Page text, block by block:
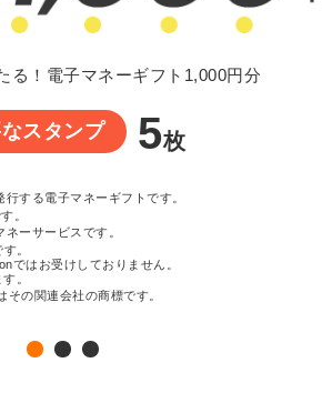
る！電子マネーギフト1,000円分
スタンプ 5枚
する電子マネーギフトです。
。
ーサービスです。
。
ではお受けしておりません。
。
の関連会社の商標です。